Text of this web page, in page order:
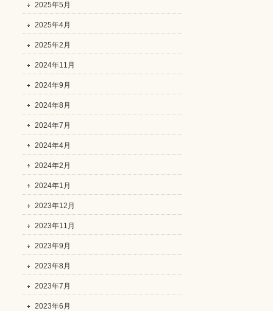
2025年5月
2025年4月
2025年2月
2024年11月
2024年9月
2024年8月
2024年7月
2024年4月
2024年2月
2024年1月
2023年12月
2023年11月
2023年9月
2023年8月
2023年7月
2023年6月